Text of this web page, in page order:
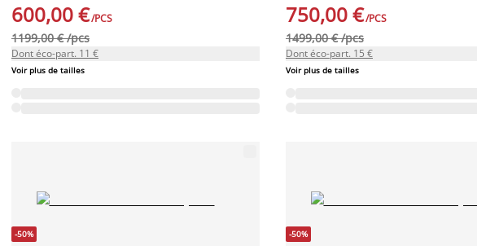
600,00 €/PCS
1199,00 € /pcs
Dont éco-part. 11 €
Voir plus de tailles
750,00 €/PCS
1499,00 € /pcs
Dont éco-part. 15 €
Voir plus de tailles
-50% -50%